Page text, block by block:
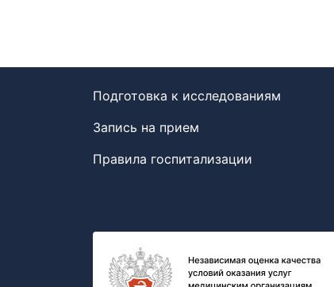
Подготовка к исследованиям
Запись на прием
Правила госпитализации